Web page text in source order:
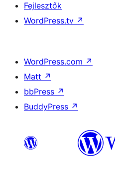
Fejlesztők
WordPress.tv ↗
WordPress.com ↗
Matt ↗
bbPress ↗
BuddyPress ↗